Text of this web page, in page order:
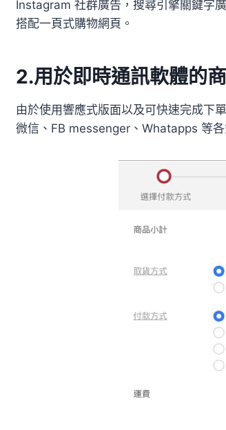
Instagram 社群廣告，搜尋引擎關鍵字
搭配一頁式購物網頁。
2.用於即時通訊軟體的
由於使用響應式版面以及可快速完成下
微信、FB messenger、Whatapps 等各